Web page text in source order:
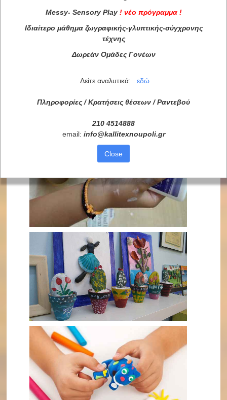
Messy- Sensory Play ! νέο πρόγραμμα !
Ιδιαίτερο μάθημα ζωγραφικής-γλυπτικής-σύγχρονης
τέχνης
Δωρεάν Ομάδες Γονέων
Δείτε αναλυτικά: εδώ
Πληροφορίες / Κρατήσεις θέσεων / Ραντεβού
210 4514888
email: info@kallitexnoupoli.gr
Close